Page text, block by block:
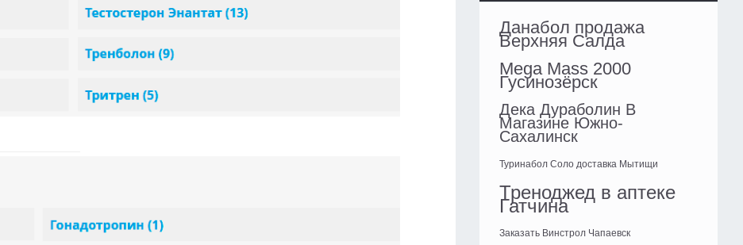
Данабол продажа
Верхняя Салда
Mega Mass 2000
Гусинозёрск
Дека Дураболин В
Магазине Южно-
Сахалинск
Туринабол Соло доставка Мытищи
Треноджед в аптеке
Гатчина
Заказать Винстрол Чапаевск